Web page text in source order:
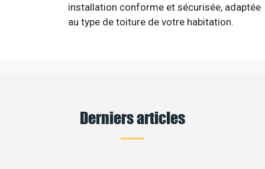
installation conforme et sécurisée, adaptée
au type de toiture de votre habitation.
Derniers articles